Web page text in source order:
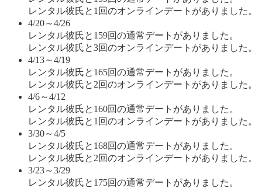
レンタル彼氏と1回のオンラインデートがありました。
4/20～4/26
レンタル彼氏と159回の通常デートがありました。
レンタル彼氏と3回のオンラインデートがありました。
4/13～4/19
レンタル彼氏と165回の通常デートがありました。
レンタル彼氏と2回のオンラインデートがありました。
4/6～4/12
レンタル彼氏と160回の通常デートがありました。
レンタル彼氏と1回のオンラインデートがありました。
3/30～4/5
レンタル彼氏と168回の通常デートがありました。
レンタル彼氏と2回のオンラインデートがありました。
3/23～3/29
レンタル彼氏と175回の通常デートがありました。